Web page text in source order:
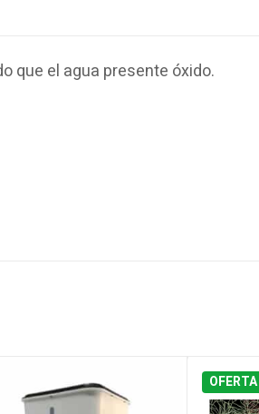
que el agua presente óxido.
OFERTA